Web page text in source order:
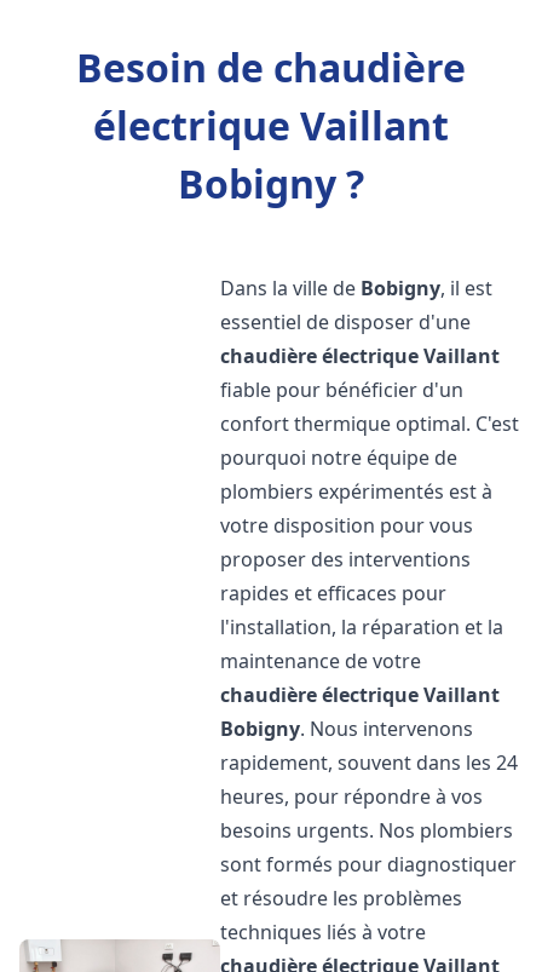
Besoin de chaudière
électrique Vaillant
Bobigny ?
Dans la ville de Bobigny, il est
essentiel de disposer d'une
chaudière électrique Vaillant
fiable pour bénéficier d'un
confort thermique optimal. C'est
pourquoi notre équipe de
plombiers expérimentés est à
votre disposition pour vous
proposer des interventions
rapides et efficaces pour
l'installation, la réparation et la
maintenance de votre
chaudière électrique Vaillant
Bobigny. Nous intervenons
rapidement, souvent dans les 24
heures, pour répondre à vos
besoins urgents. Nos plombiers
sont formés pour diagnostiquer
et résoudre les problèmes
techniques liés à votre
chaudière électrique Vaillant